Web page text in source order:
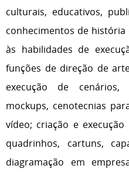
culturais, educativos,
conhecimentos de história
às habilidades de
funções de direção de
execução de cenários,
mockups, cenotecnias
vídeo; criação e
quadrinhos, cartuns,
diagramação em